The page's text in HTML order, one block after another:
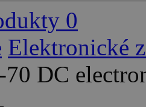
0
Elektronické
DC